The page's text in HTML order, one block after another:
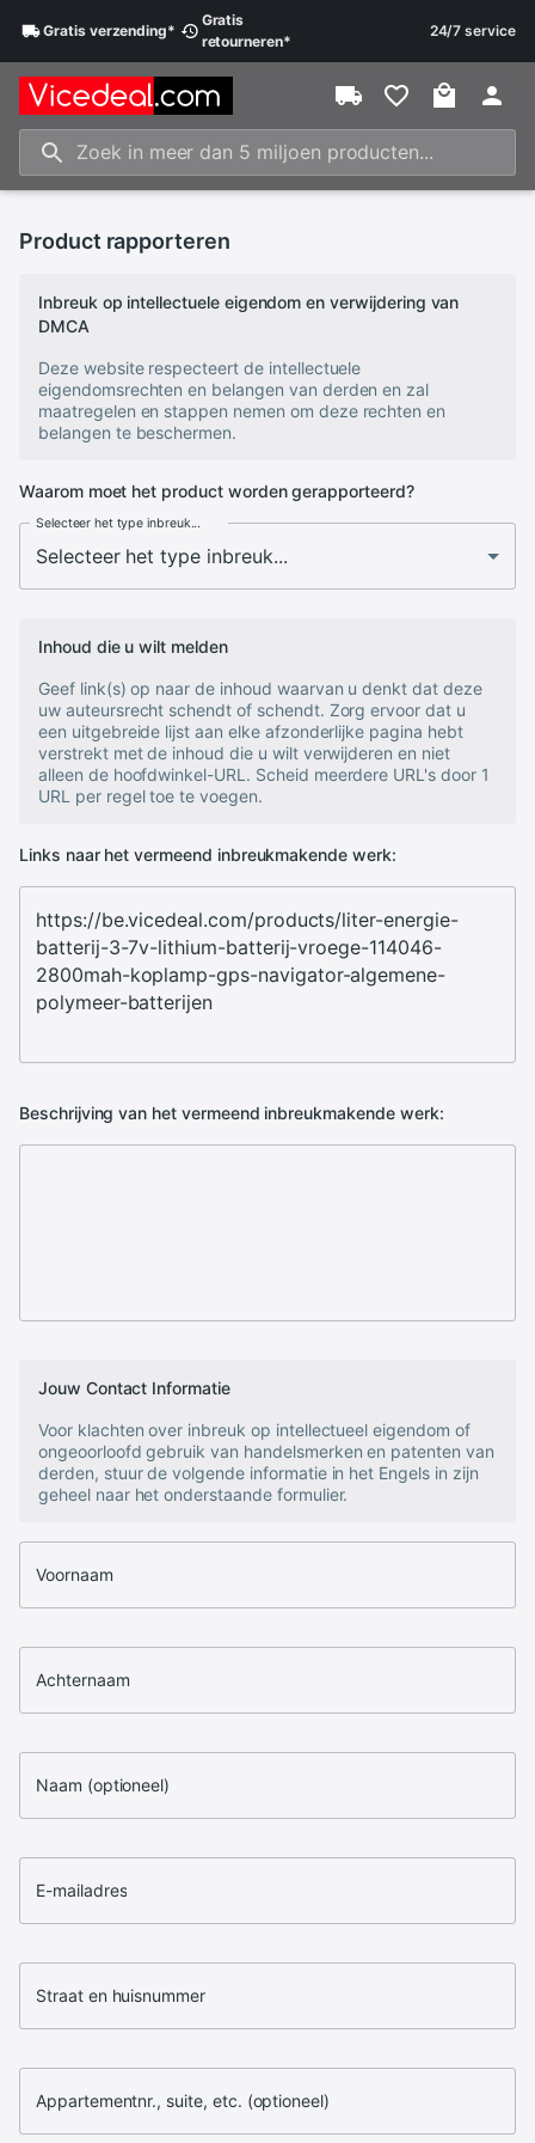
Gratisverzending*
Gratis
retourneren*
24/7 service
Product rapporteren
Inbreuk op intellectuele eigendom en verwijdering van
DMCA
Deze website respecteert de intellectuele
eigendomsrechten en belangen van derden en zal
maatregelen en stappen nemen om deze rechten en
belangen te beschermen.
Waarom moet het product worden gerapporteerd?
Selecteer het type inbreuk...
Inhoud die u wilt melden
Geef link(s) op naar de inhoud waarvan u denkt dat deze
uw auteursrecht schendt of schendt. Zorg ervoor dat u
een uitgebreide lijst aan elke afzonderlijke pagina hebt
verstrekt met de inhoud die u wilt verwijderen en niet
alleen de hoofdwinkel-URL. Scheid meerdere URL's door 1
URL per regel toe te voegen.
Links naar het vermeend inbreukmakende werk:
Beschrijving van het vermeend inbreukmakende werk:
Jouw Contact Informatie
Voor klachten over inbreuk op intellectueel eigendom of
ongeoorloofd gebruik van handelsmerken en patenten van
derden, stuur de volgende informatie in het Engels in zijn
geheel naar het onderstaande formulier.
Voornaam
Achternaam
Naam (optioneel)
E-mailadres
Straat en huisnummer
Appartementnr., suite, etc. (optioneel)